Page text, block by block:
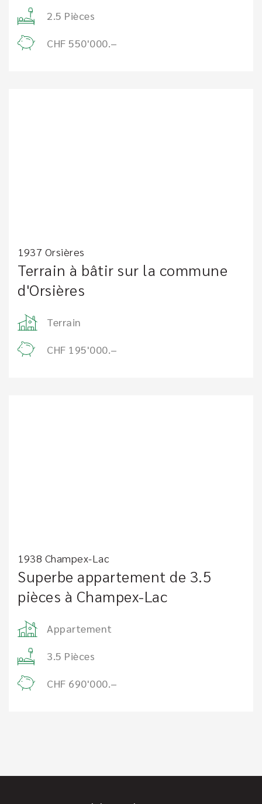
2.5 Pièces
CHF 550'000.–
1937 Orsières
Terrain à bâtir sur la commune
d'Orsières
Terrain
CHF 195'000.–
1938 Champex-Lac
Superbe appartement de 3.5
pièces à Champex-Lac
Appartement
3.5 Pièces
CHF 690'000.–